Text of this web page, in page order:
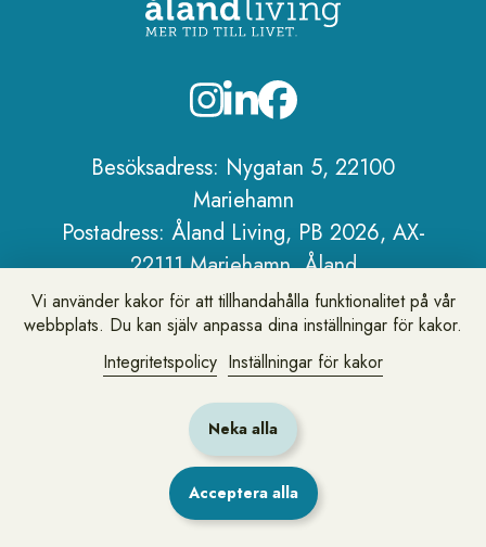
Besöksadress: Nygatan 5, 22100
Mariehamn
Postadress: Åland Living, PB 2026, AX-
22111 Mariehamn, Åland
Telefon:+358 18 25 101
E-post:info@alandliving.ax
Om Åland Living
Personuppgiftspolicy
Om webbplatsen
Lämna synpunkter eller fråga oss
Vi använder kakor för att tillhandahålla funktionalitet på vår
webbplats. Du kan själv anpassa dina inställningar för kakor.
Integritetspolicy Inställningar för kakor
Neka alla
Acceptera alla